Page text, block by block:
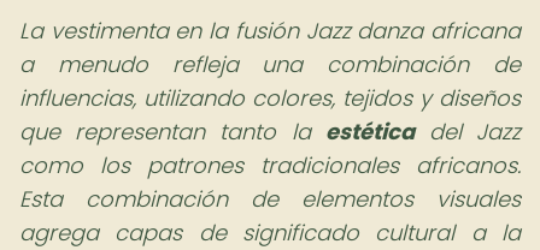
La vestimenta en la fusión Jazz danza africana
a menudo refleja una combinación de
influencias, utilizando colores, tejidos y diseños
que representan tanto la estéticadel Jazz
como los patrones tradicionales africanos.
Esta combinación de elementos visuales
agrega capas de significado cultural a la